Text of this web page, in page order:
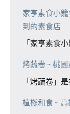
家亨素食小
到的素食店
「家亨素食
烤蔬卷 ~ 桃
「烤蔬卷」
植橪和食 ~